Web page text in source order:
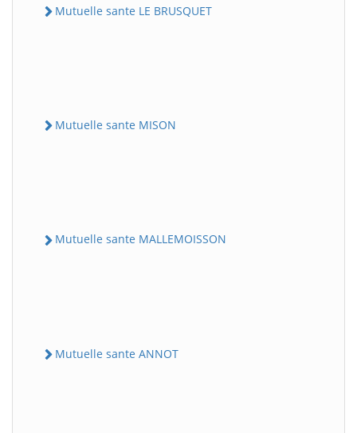
Mutuelle sante LE BRUSQUET
Mutuelle sante MISON
Mutuelle sante MALLEMOISSON
Mutuelle sante ANNOT